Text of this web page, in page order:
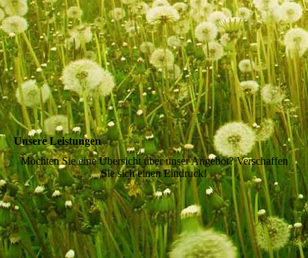
esslinger-talblick_15
Unsere Leistungen
Möchten Sie eine Übersicht über unser Angebot? Verschaffen
Sie sich einen Eindruck!